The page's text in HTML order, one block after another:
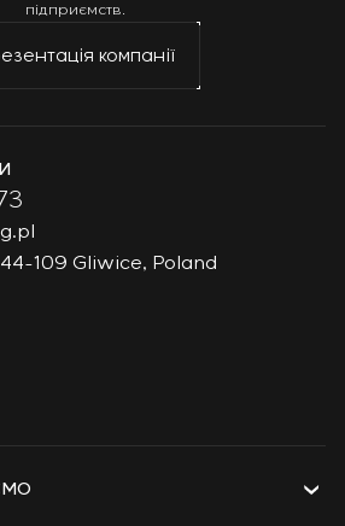
підприємств.
компанії
109 Gliwice, Poland